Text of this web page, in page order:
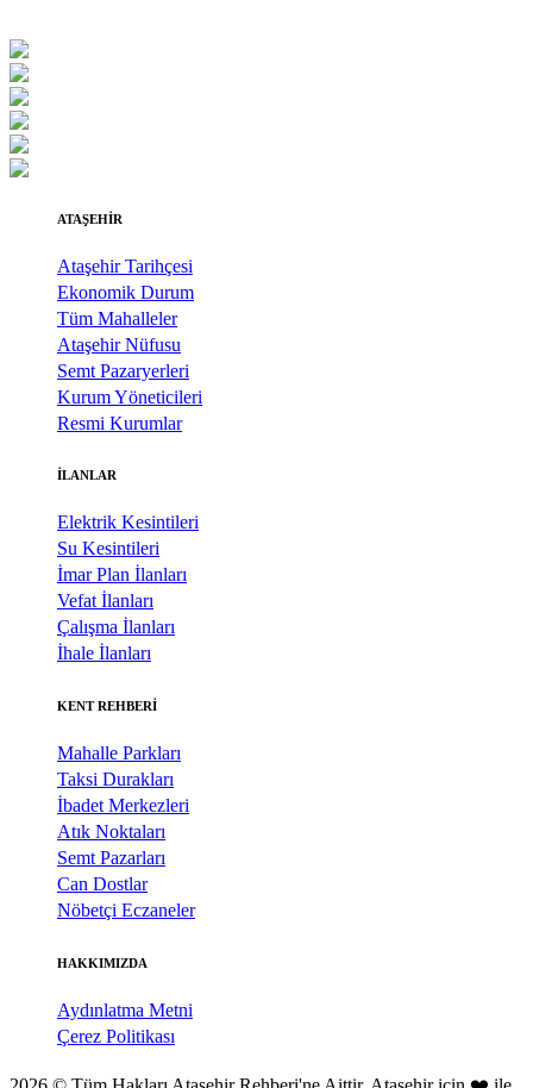
ATAŞEHİR
Ataşehir Tarihçesi
Ekonomik Durum
Tüm Mahalleler
Ataşehir Nüfusu
Semt Pazaryerleri
Kurum Yöneticileri
Resmi Kurumlar
İLANLAR
Elektrik Kesintileri
Su Kesintileri
İmar Plan İlanları
Vefat İlanları
Çalışma İlanları
İhale İlanları
KENT REHBERİ
Mahalle Parkları
Taksi Durakları
İbadet Merkezleri
Atık Noktaları
Semt Pazarları
Can Dostlar
Nöbetçi Eczaneler
HAKKIMIZDA
Aydınlatma Metni
Çerez Politikası